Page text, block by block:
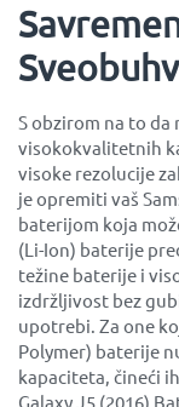
S obzirom na to
visokokvalitetnih
visoke rezolucije
je opremiti vaš
baterijom koja
(Li-Ion) baterije
težine baterije i
izdržljivost bez
upotrebi. Za one
Polymer) baterije
kapaciteta, čineći
Galaxy J5 (2016)